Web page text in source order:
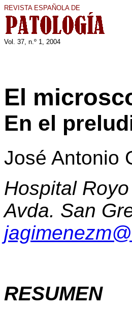
REVISTA ESPAÑOLA DE
Vol. 37, n.º 1, 2004
El
En el
José Antonio
Hospital
Avda. San
RESUMEN